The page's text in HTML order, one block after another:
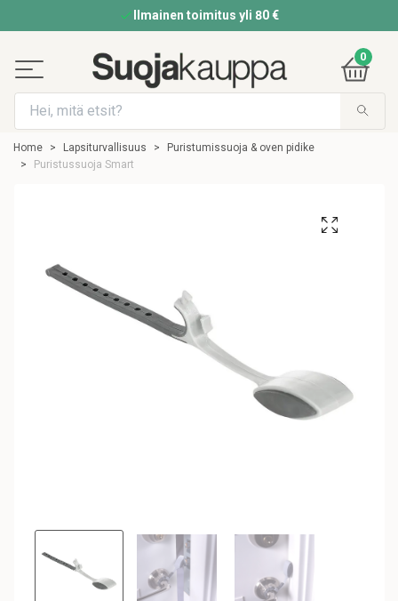
Ilmainen toimitus yli 80 €
0
Home Lapsiturvallisuus
Puristumissuoja & oven pidike
Puristussuoja Smart